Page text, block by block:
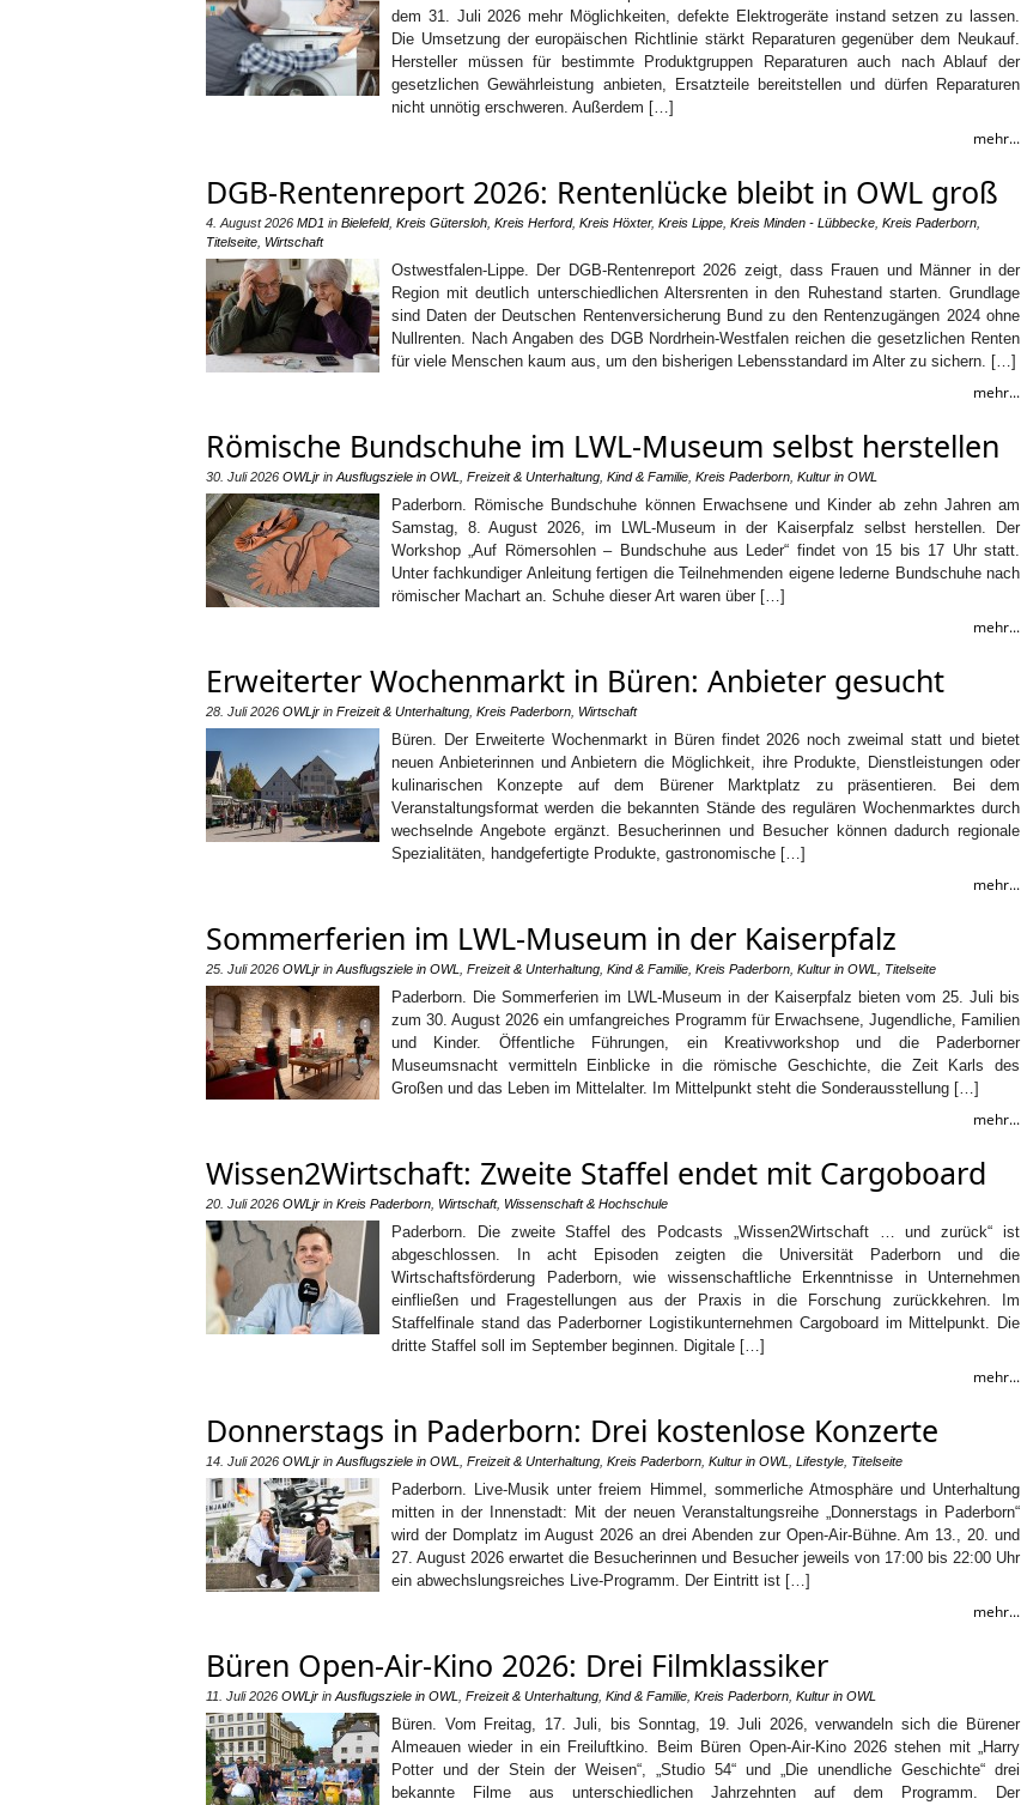
dem 31. Juli 2026 mehr Möglichkeiten, defekte Elektrogeräte instand setzen zu lassen.
Die Umsetzung der europäischen Richtlinie stärkt Reparaturen gegenüber dem Neukauf.
Hersteller müssen für bestimmte Produktgruppen Reparaturen auch nach Ablauf der
gesetzlichen Gewährleistung anbieten, Ersatzteile bereitstellen und dürfen Reparaturen
nicht unnötig erschweren. Außerdem […]
mehr...
DGB-Rentenreport 2026: Rentenlücke bleibt in OWL groß
4. August 2026 MD1 in Bielefeld, Kreis Gütersloh Kreis Herford, Kreis Höxter, Kreis Lippe Kreis Minden - Lübbecke Kreis Paderborn
Titelseite Wirtschaft
Ostwestfalen-Lippe. Der DGB-Rentenreport 2026 zeigt, dass Frauen und Männer in der
Region mit deutlich unterschiedlichen Altersrenten in den Ruhestand starten. Grundlage
sind Daten der Deutschen Rentenversicherung Bund zu den Rentenzugängen 2024 ohne
Nullrenten. Nach Angaben des DGB Nordrhein-Westfalen reichen die gesetzlichen Renten
für viele Menschen kaum aus, um den bisherigen Lebensstandard im Alter zu sichern. […]
mehr...
Römische Bundschuhe im LWL-Museum selbst herstellen
30. Juli 2026 OWLjr in Ausflugsziele in OWL Freizeit & Unterhaltung Kind & Familie Kreis Paderborn Kultur in OWL
Paderborn. Römische Bundschuhe können Erwachsene und Kinder ab zehn Jahren am
Samstag, 8. August 2026, im LWL-Museum in der Kaiserpfalz selbst herstellen. Der
Workshop „Auf Römersohlen – Bundschuhe aus Leder“ findet von 15 bis 17 Uhr statt.
Unter fachkundiger Anleitung fertigen die Teilnehmenden eigene lederne Bundschuhe nach
römischer Machart an. Schuhe dieser Art waren über […]
mehr...
Erweiterter Wochenmarkt in Büren: Anbieter gesucht
28. Juli 2026 OWLjr in Freizeit & Unterhaltung Kreis Paderborn Wirtschaft
Büren. Der Erweiterte Wochenmarkt in Büren findet 2026 noch zweimal statt und bietet
neuen Anbieterinnen und Anbietern die Möglichkeit, ihre Produkte, Dienstleistungen oder
kulinarischen Konzepte auf dem Bürener Marktplatz zu präsentieren. Bei dem
Veranstaltungsformat werden die bekannten Stände des regulären Wochenmarktes durch
wechselnde Angebote ergänzt. Besucherinnen und Besucher können dadurch regionale
Spezialitäten, handgefertigte Produkte, gastronomische […]
mehr...
Sommerferien im LWL-Museum in der Kaiserpfalz
25. Juli 2026 OWLjr in Ausflugsziele in OWL Freizeit & Unterhaltung Kind & Familie Kreis Paderborn Kultur in OWL Titelseite
Paderborn. Die Sommerferien im LWL-Museum in der Kaiserpfalz bieten vom 25. Juli bis
zum 30. August 2026 ein umfangreiches Programm für Erwachsene, Jugendliche, Familien
und Kinder. Öffentliche Führungen, ein Kreativworkshop und die Paderborner
Museumsnacht vermitteln Einblicke in die römische Geschichte, die Zeit Karls des
Großen und das Leben im Mittelalter. Im Mittelpunkt steht die Sonderausstellung […]
mehr...
Wissen2Wirtschaft: Zweite Staffel endet mit Cargoboard
20. Juli 2026 OWLjr in Kreis Paderborn Wirtschaft, Wissenschaft & Hochschule
Paderborn. Die zweite Staffel des Podcasts „Wissen2Wirtschaft … und zurück“ ist
abgeschlossen. In acht Episoden zeigten die Universität Paderborn und die
Wirtschaftsförderung Paderborn, wie wissenschaftliche Erkenntnisse in Unternehmen
einfließen und Fragestellungen aus der Praxis in die Forschung zurückkehren. Im
Staffelfinale stand das Paderborner Logistikunternehmen Cargoboard im Mittelpunkt. Die
dritte Staffel soll im September beginnen. Digitale […]
mehr...
Donnerstags in Paderborn: Drei kostenlose Konzerte
14. Juli 2026 OWLjr in Ausflugsziele in OWL Freizeit & Unterhaltung Kreis Paderborn Kultur in OWL Lifestyle Titelseite
Paderborn. Live-Musik unter freiem Himmel, sommerliche Atmosphäre und Unterhaltung
mitten in der Innenstadt: Mit der neuen Veranstaltungsreihe „Donnerstags in Paderborn“
wird der Domplatz im August 2026 an drei Abenden zur Open-Air-Bühne. Am 13., 20. und
27. August 2026 erwartet die Besucherinnen und Besucher jeweils von 17:00 bis 22:00 Uhr
ein abwechslungsreiches Live-Programm. Der Eintritt ist […]
mehr...
Büren Open-Air-Kino 2026: Drei Filmklassiker
11. Juli 2026 OWLjr in Ausflugsziele in OWL Freizeit & Unterhaltung Kind & Familie Kreis Paderborn Kultur in OWL
Büren. Vom Freitag, 17. Juli, bis Sonntag, 19. Juli 2026, verwandeln sich die Bürener
Almeauen wieder in ein Freiluftkino. Beim Büren Open-Air-Kino 2026 stehen mit „Harry
Potter und der Stein der Weisen“, „Studio 54“ und „Die unendliche Geschichte“ drei
bekannte Filme aus unterschiedlichen Jahrzehnten auf dem Programm. Der